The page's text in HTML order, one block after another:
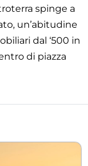
spinge a
un’abitudine
dal ‘500 in
di piazza